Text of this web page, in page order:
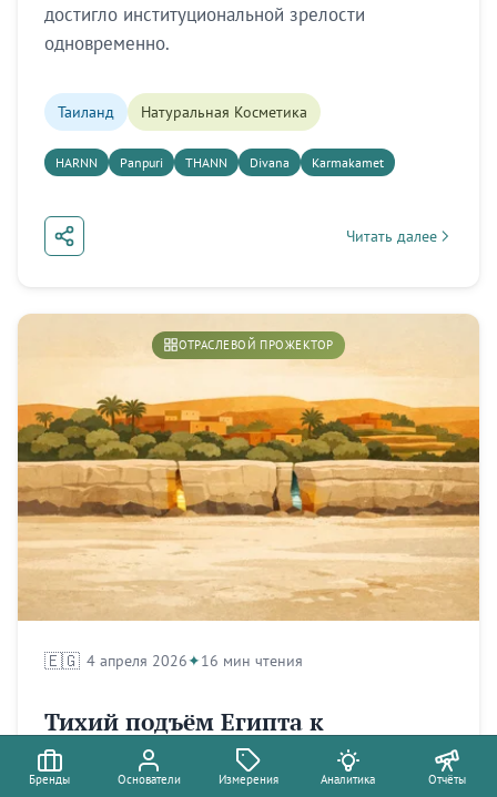
достигло институциональной зрелости
одновременно.
Таиланд Натуральная Косметика
HARNN Panpuri THANN Divana Karmakamet
Читать далее
about Тайская
ОТРАСЛЕВОЙ ПРОЖЕКТОР
🇪🇬 4 апреля 2026 16 мин чтения
Тихий подъём Египта к
оливковой державе
Египет — мировой лидер по столовым оливкам.
Бренды Основатели Измерения Аналитика Отчёты